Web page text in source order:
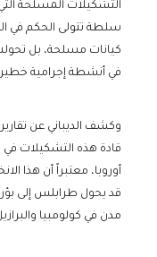
التشكيلات المسلحة
سلطة تتولى الحكم في
كيانات مسلحة، بل
في أنشطة إجرامية
وكشف الديباني عن
قادة هذه التشكيلات في
أوروبا، معتبراً أن هذا
قد يحول طرابلس إلى
مدن في كولومبيا